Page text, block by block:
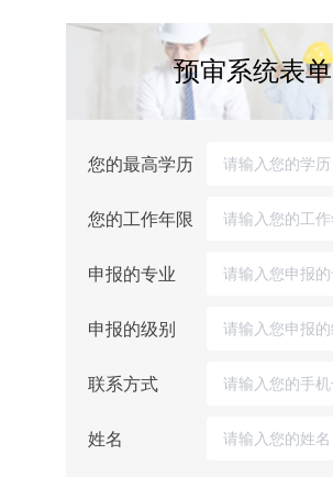
预审系统表单
您的最高学历
您的工作年限
申报的专业
申报的级别
联系方式
姓名